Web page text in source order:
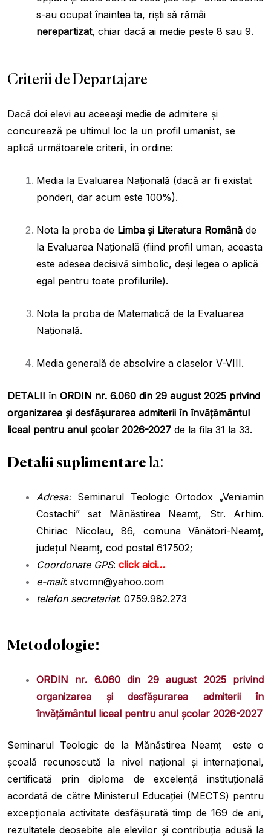
s-au ocupat înaintea ta, riști să rămâi
nerepartizat, chiar dacă ai medie peste 8 sau 9.
Criterii de Departajare
Dacă doi elevi au aceeași medie de admitere și
concurează pe ultimul loc la un profil umanist, se
aplică următoarele criterii, în ordine:
Media la Evaluarea Națională (dacă ar fi existat
ponderi, dar acum este 100%).
Nota la proba de Limba și Literatura Română de
la Evaluarea Națională (fiind profil uman, aceasta
este adesea decisivă simbolic, deși legea o aplică
egal pentru toate profilurile).
Nota la proba de Matematică de la Evaluarea
Națională.
Media generală de absolvire a claselor V-VIII.
DETALII în ORDIN nr. 6.060 din 29 august 2025 privind
organizarea și desfășurarea admiterii în învățământul
liceal pentru anul școlar 2026-2027 de la fila 31 la 33.
Detalii suplimentare la:
Adresa:Seminarul Teologic Ortodox „Veniamin
Costachi” sat Mânăstirea Neamț, Str. Arhim.
Chiriac Nicolau, 86, comuna Vânători-Neamț,
județul Neamț, cod postal 617502;
Coordonate GPS: click aici…
e-mail: stvcmn@yahoo.com
telefon secretariat: 0759.982.273
Metodologie:
ORDIN nr. 6.060 din 29 august 2025 privind
organizarea și desfășurarea admiterii în
învățământul liceal pentru anul școlar 2026-2027
Seminarul Teologic de la Mănăstirea Neamţ este o
școală recunoscută la nivel național și internațional,
certificată prin diploma de excelență instituțională
acordată de către Ministerul Educației (MECTS) pentru
excepționala activitate desfășurată timp de 169 de ani,
rezultatele deosebite ale elevilor și contribuția adusă la